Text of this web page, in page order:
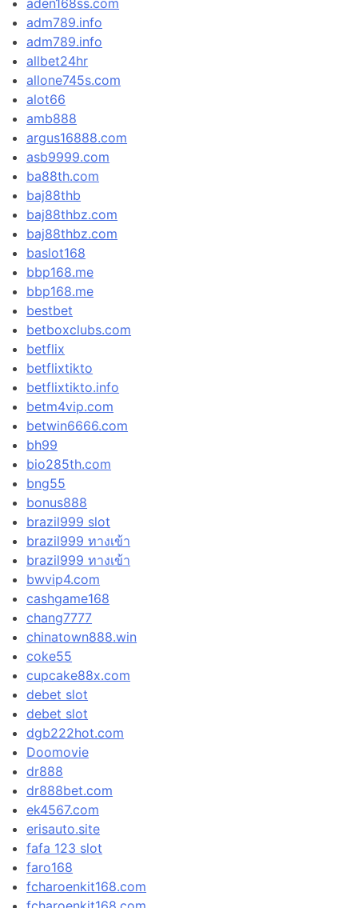
adm789.info
adm789.info
allbet24hr
allone745s.com
alot66
amb888
argus16888.com
asb9999.com
ba88th.com
baj88thb
baj88thbz.com
baj88thbz.com
baslot168
bbp168.me
bbp168.me
bestbet
betboxclubs.com
betflix
betflixtikto
betflixtikto.info
betm4vip.com
betwin6666.com
bh99
bio285th.com
bng55
bonus888
brazil999 slot
brazil999 ทางเข้า
brazil999 ทางเข้า
bwvip4.com
cashgame168
chang7777
chinatown888.win
coke55
cupcake88x.com
debet slot
debet slot
dgb222hot.com
Doomovie
dr888
dr888bet.com
ek4567.com
erisauto.site
fafa 123 slot
faro168
fcharoenkit168.com